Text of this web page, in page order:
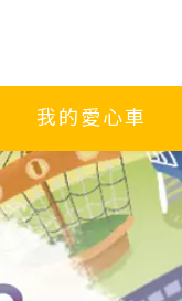
我的愛心車